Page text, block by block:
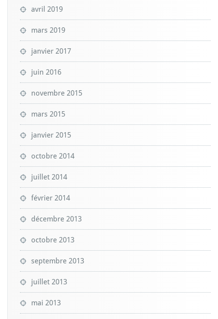
avril 2019
mars 2019
janvier 2017
juin 2016
novembre 2015
mars 2015
janvier 2015
octobre 2014
juillet 2014
février 2014
décembre 2013
octobre 2013
septembre 2013
juillet 2013
mai 2013